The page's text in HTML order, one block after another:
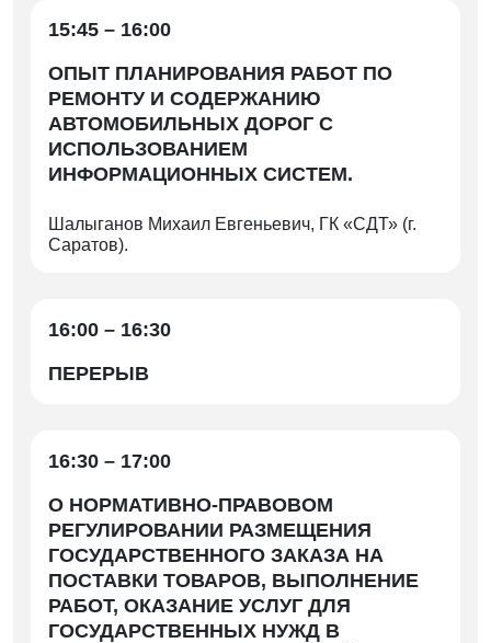
15:45 – 16:00
ОПЫТ ПЛАНИРОВАНИЯ РАБОТ ПО
РЕМОНТУ И СОДЕРЖАНИЮ
АВТОМОБИЛЬНЫХ ДОРОГ С
ИСПОЛЬЗОВАНИЕМ
ИНФОРМАЦИОННЫХ СИСТЕМ.
Шалыганов Михаил Евгеньевич, ГК «СДТ» (г.
Саратов).
16:00 – 16:30
ПЕРЕРЫВ
16:30 – 17:00
О НОРМАТИВНО-ПРАВОВОМ
РЕГУЛИРОВАНИИ РАЗМЕЩЕНИЯ
ГОСУДАРСТВЕННОГО ЗАКАЗА НА
ПОСТАВКИ ТОВАРОВ, ВЫПОЛНЕНИЕ
РАБОТ, ОКАЗАНИЕ УСЛУГ ДЛЯ
ГОСУДАРСТВЕННЫХ НУЖД В